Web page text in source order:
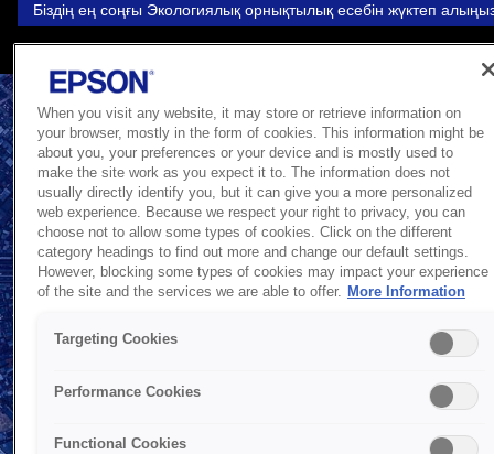
Біздің ең соңғы Экологиялық орнықтылық есебін жүктеп
When you visit any website, it may store or retrieve information on
your browser, mostly in the form of cookies. This information might be
about you, your preferences or your device and is mostly used to
make the site work as you expect it to. The information does not
usually directly identify you, but it can give you a more personalized
web experience. Because we respect your right to privacy, you can
choose not to allow some types of cookies. Click on the different
category headings to find out more and change our default settings.
However, blocking some types of cookies may impact your experience
of the site and the services we are able to offer. More Information
Targeting Cookies
Performance Cookies
Functional Cookies